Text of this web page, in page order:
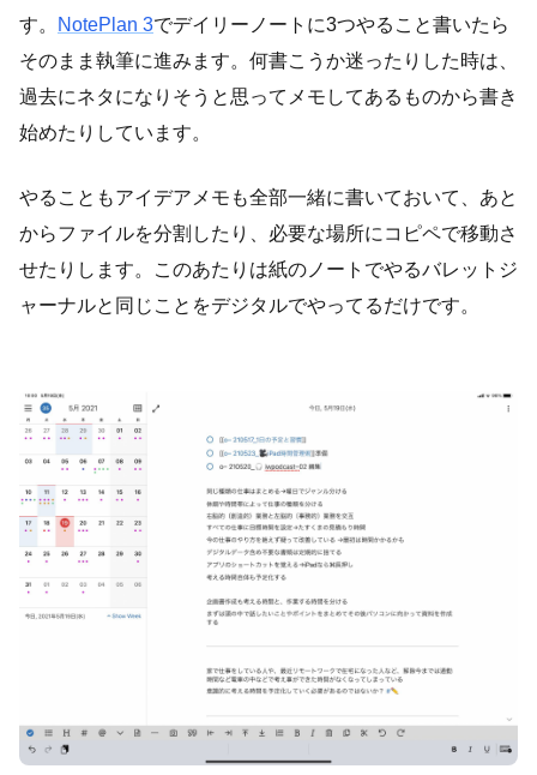
す。 NotePlan 3でデイリーノートに3つやること書いたら
そのまま執筆に進みます。何書こうか迷ったりした時は、
過去にネタになりそうと思ってメモしてあるものから書き
始めたりしています。
やることもアイデアメモも全部一緒に書いておいて、あと
からファイルを分割したり、必要な場所にコピペで移動さ
せたりします。このあたりは紙のノートでやるバレットジ
ャーナルと同じことをデジタルでやってるだけです。